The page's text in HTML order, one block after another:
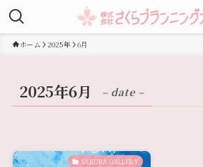
ホーム 2025年 6月
2025年6月 – date –
SAKURA GALLERY